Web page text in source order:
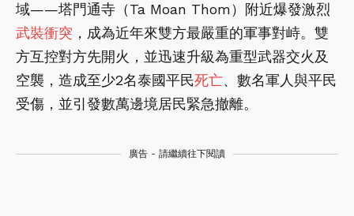
域——塔門通寺（Ta Moan Thom）附近爆發激烈
武裝衝突 ，成為近年來雙方最嚴重的軍事對峙。雙
方互控對方先開火，並迅速升級為重型武器交火及
空襲，造成至少2名泰國平民死亡、數名軍人與平民
受傷，並引發數萬邊境居民緊急撤離。
廣告 - 請繼續往下閱讀